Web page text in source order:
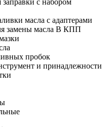
заправки с набором
масла с адаптерами
замены масла В КПП
пробок
и принадлежности